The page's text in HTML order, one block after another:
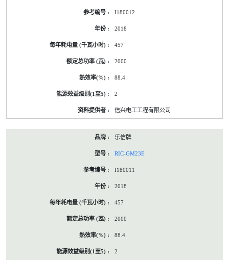
I180012
2018
457
2000
88.4
2
信兴电工工程有限公司
乐信牌
RIC-GM23E
I180011
2018
457
2000
88.4
2